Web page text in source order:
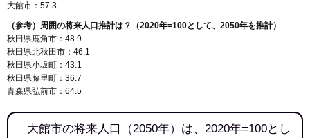
大館市：57.3
（参考）周囲の将来人口推計は？（2020年=100として、2050年を推計）
秋田県鹿角市：48.9
秋田県北秋田市：46.1
秋田県小坂町：43.1
秋田県藤里町：36.7
青森県弘前市：64.5
大館市の将来人口（2050年）は、2020年=100とし